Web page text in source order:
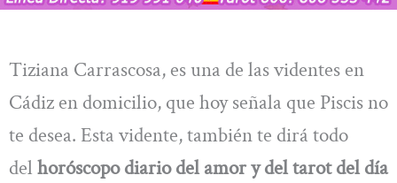
Tiziana Carrascosa, es una de las videntes en
Cádiz en domicilio, que hoy señala que Piscis no
te desea. Esta vidente, también te dirá todo
del horóscopo diario del amor y del tarot del día